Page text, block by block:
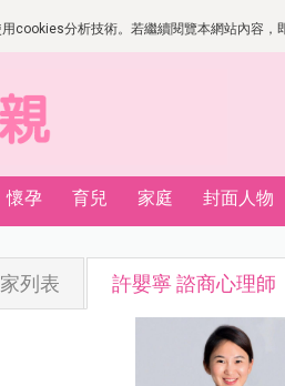
cookies分析技術。若繼續閱覽本網站內容
懷孕 育兒 家庭 封面人物
列表 許嬰寧 諮商心理師